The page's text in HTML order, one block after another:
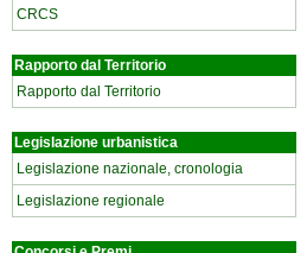
CRCS
Rapporto dal Territorio
Rapporto dal Territorio
Legislazione urbanistica
Legislazione nazionale, cronologia
Legislazione regionale